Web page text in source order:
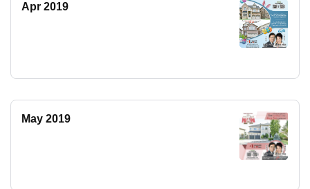
Apr 2019
May 2019